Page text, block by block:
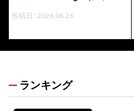
投稿日 : 2026.06.26
ランキング